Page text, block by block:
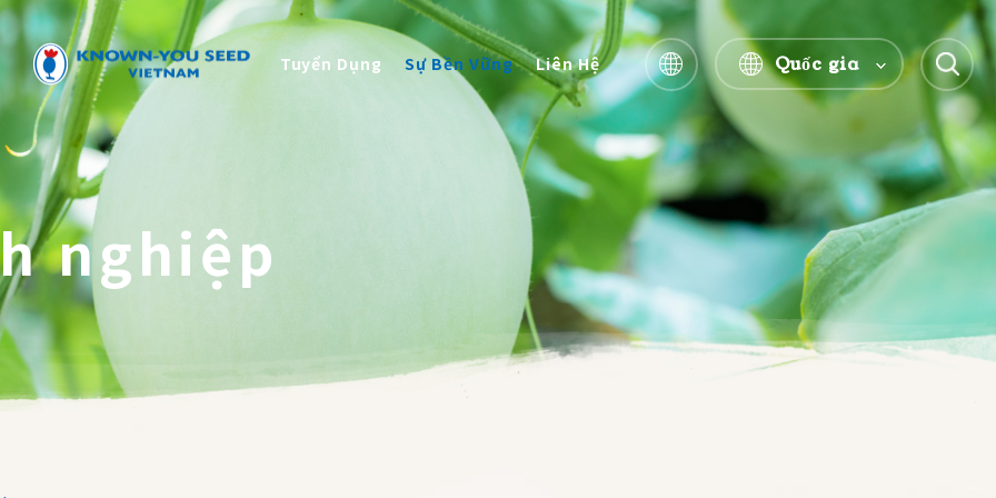
Tuyển Dụng Sự Bền Vững Liên Hệ Quốc gia
nghiệp
Sự Bền Vững
中
2026 © KNOWN-YOU SEED CO., LTD